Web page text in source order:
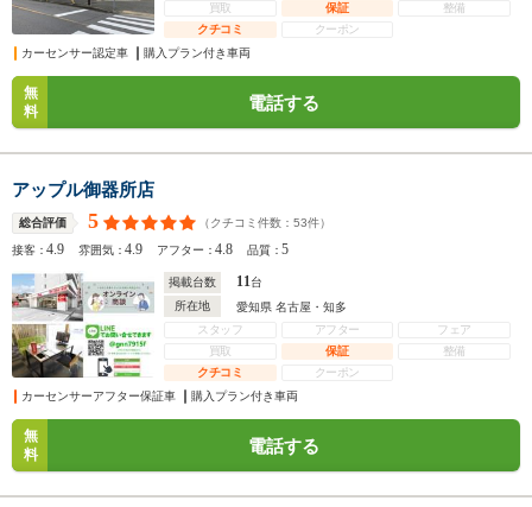
買取
保証
整備
クチコミ
クーポン
カーセンサー認定車
購入プラン付き車両
無
料
電話する
アップル御器所店
総合評価 5 （クチコミ件数： 53件）
接客：4.9 雰囲気：4.9 アフター：4.8 品質：5
掲載台数 11台
所在地
愛知県 名古屋・知多
スタッフ
アフター
フェア
買取
保証
整備
クチコミ
クーポン
カーセンサーアフター保証車
購入プラン付き車両
無
料
電話する